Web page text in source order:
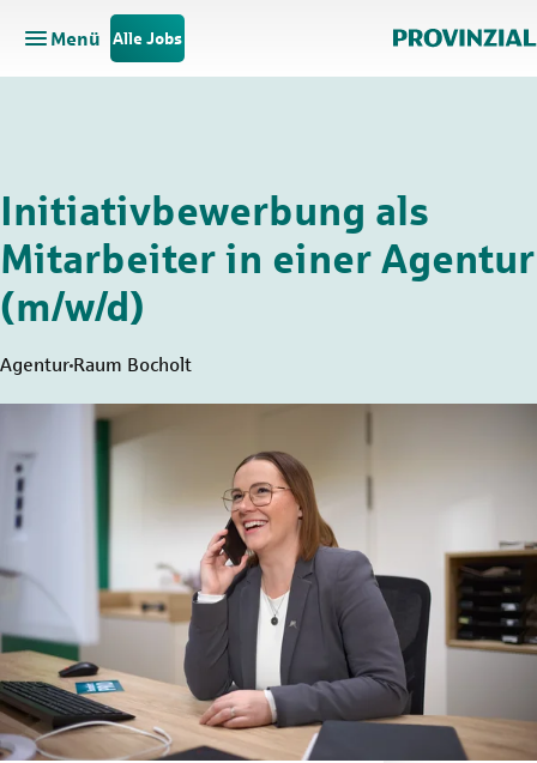
Zum Hauptinhalt springen
Zur Navigation springen
Menü
Hauptnavigation öffnen
Alle Jobs
Initiativbewerbung als
Mitarbeiter in einer Agentur
(m/w/d)
Agentur Raum Bocholt